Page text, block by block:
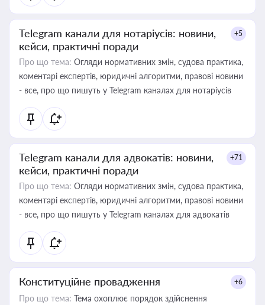
Telegram канали для нотаріусів: новини,
кейси, практичні поради
+5
Про що тема: Огляди нормативних змін, судова практика,
коментарі експертів, юридичні алгоритми, правові новини
- все, про що пишуть у Telegram каналах для нотаріусів
Telegram канали для адвокатів: новини,
кейси, практичні поради
+71
Про що тема: Огляди нормативних змін, судова практика,
коментарі експертів, юридичні алгоритми, правові новини
- все, про що пишуть у Telegram каналах для адвокатів
Конституційне провадження +6
Про що тема: Тема охоплює порядок здійснення